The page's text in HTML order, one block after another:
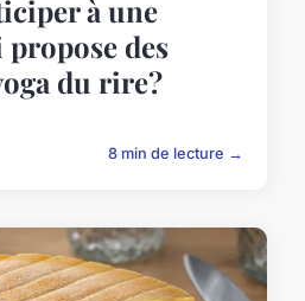
à une
des
du rire?
8 min de lecture →